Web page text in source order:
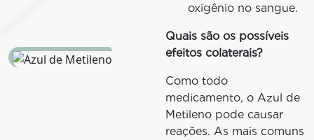
oxigênio no sangue.
Quais são os possíveis
efeitos colaterais?
Como todo
medicamento, o Azul de
Metileno pode causar
reações. As mais comuns